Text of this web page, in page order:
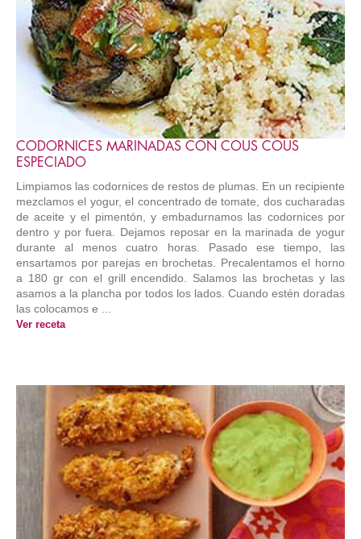
CODORNICES MARINADAS CON COUS COUS
ESPECIADO
Limpiamos las codornices de restos de plumas. En un recipiente
mezclamos el yogur, el concentrado de tomate, dos cucharadas
de aceite y el pimentón, y embadurnamos las codornices por
dentro y por fuera. Dejamos reposar en la marinada de yogur
durante al menos cuatro horas. Pasado ese tiempo, las
ensartamos por parejas en brochetas. Precalentamos el horno
a 180 gr con el grill encendido. Salamos las brochetas y las
asamos a la plancha por todos los lados. Cuando estén doradas
las colocamos e ...
Ver receta